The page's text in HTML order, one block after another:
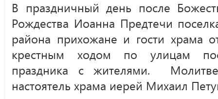
В праздничный день после
Рождества Иоанна Предтечи
района прихожане и гости храма
крестным ходом по улицам
праздника с жителями.
настоятель храма иерей Михаил